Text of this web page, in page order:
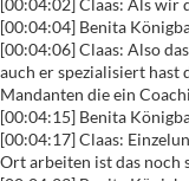
[00:04:02] Claas: Als wir
[00:04:04] Benita
[00:04:06] Claas: Also
auch er spezialisiert hast
Mandanten die ein
[00:04:15] Benita
[00:04:17] Claas:
Ort arbeiten ist das noch